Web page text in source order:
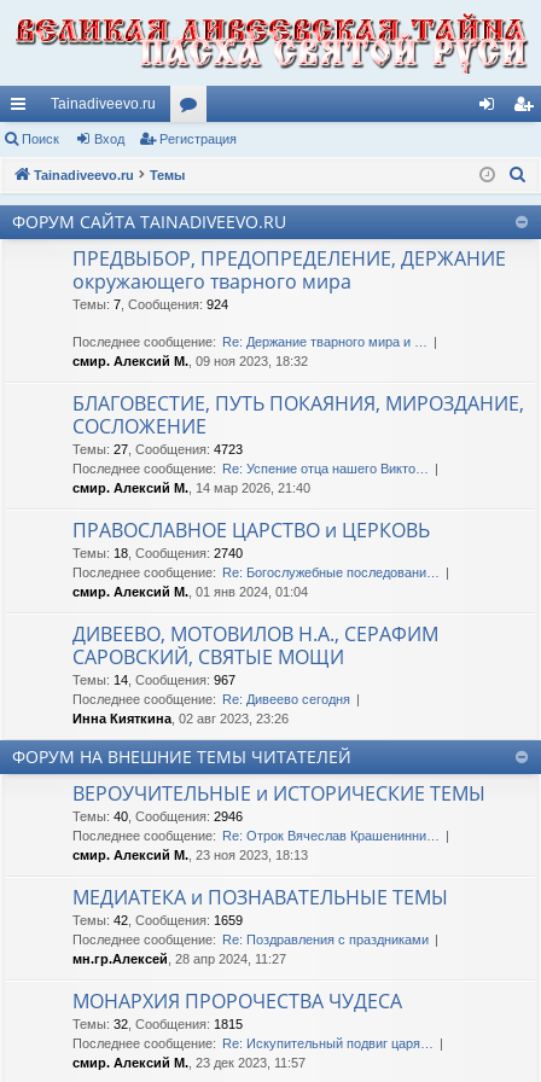
с
ы
лк
Tainadiveevo.ru
ор
ум
ы
д ис
тр
Поиск Вход Регистрация
Tainadiveevo.ru Темы
ФОРУМ САЙТА TAINADIVEEVO.RU
ПРЕДВЫБОР, ПРЕДОПРЕДЕЛЕНИЕ, ДЕРЖАНИЕ
окружающего тварного мира
Темы: 7 Сообщения: 924
Последнее сообщение: Re: Держание тварного мира и …
смир. Алексий М. , 09 ноя 2023, 18:32
БЛАГОВЕСТИЕ, ПУТЬ ПОКАЯНИЯ, МИРОЗДАНИЕ,
СОСЛОЖЕНИЕ
Темы: 27 Сообщения: 4723
Последнее сообщение: Re: Успение отца нашего Викто…
смир. Алексий М. , 14 мар 2026, 21:40
ПРАВОСЛАВНОЕ ЦАРСТВО и ЦЕРКОВЬ
Темы: 18 Сообщения: 2740
Последнее сообщение: Re: Богослужебные последовани…
смир. Алексий М. , 01 янв 2024, 01:04
ДИВЕЕВО, МОТОВИЛОВ Н.А., СЕРАФИМ
САРОВСКИЙ, СВЯТЫЕ МОЩИ
Темы: 14 Сообщения: 967
Последнее сообщение: Re: Дивеево сегодня
Инна Кияткина , 02 авг 2023, 23:26
ФОРУМ НА ВНЕШНИЕ ТЕМЫ ЧИТАТЕЛЕЙ
ВЕРОУЧИТЕЛЬНЫЕ и ИСТОРИЧЕСКИЕ ТЕМЫ
Темы: 40 Сообщения: 2946
Последнее сообщение: Re: Отрок Вячеслав Крашенинни…
смир. Алексий М. , 23 ноя 2023, 18:13
МЕДИАТЕКА и ПОЗНАВАТЕЛЬНЫЕ ТЕМЫ
Темы: 42 Сообщения: 1659
Последнее сообщение: Re: Поздравления с праздниками
мн.гр.Алексей , 28 апр 2024, 11:27
МОНАРХИЯ ПРОРОЧЕСТВА ЧУДЕСА
Темы: 32 Сообщения: 1815
Последнее сообщение: Re: Искупительный подвиг царя…
смир. Алексий М. , 23 дек 2023, 11:57